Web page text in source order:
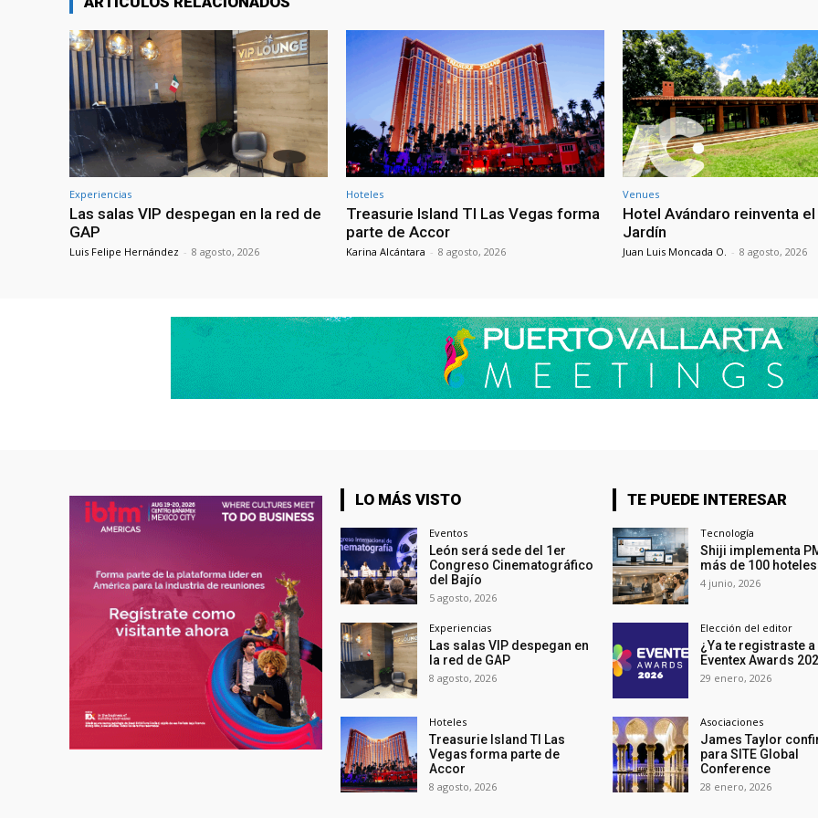
Experiencias
Las salas VIP despegan en la red de
GAP
Luis Felipe Hernández - 8 agosto, 2026
Hoteles
Treasurie Island TI Las Vegas forma
parte de Accor
Karina Alcántara - 8 agosto, 2026
Venues
Hotel Avándaro reinventa
Jardín
Juan Luis Moncada O. - 8 agosto, 2026
LO MÁS VISTO
Eventos
León será sede del 1er
Congreso Cinematográfico
del Bajío
5 agosto, 2026
Experiencias
Las salas VIP despegan en
la red de GAP
8 agosto, 2026
Hoteles
Treasurie Island TI Las
Vegas forma parte de
Accor
8 agosto, 2026
TE PUEDE INTERESAR
Tecnología
Shiji implementa
más de 100 hoteles
4 junio, 2026
Elección del editor
¿Ya te registraste
Eventex Awards
29 enero, 2026
Asociaciones
James Taylor
para SITE Global
Conference
28 enero, 2026